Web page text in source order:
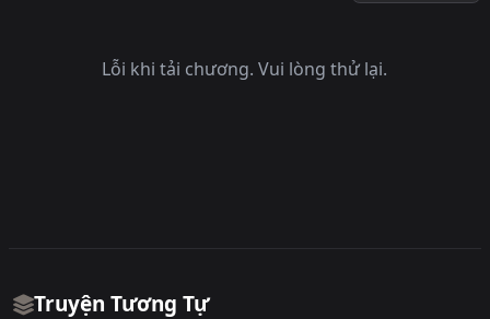
Lỗi khi tải chương. Vui lòng thử lại.
Truyện Tương Tự